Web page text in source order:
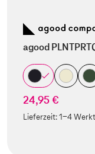
agood
24,95 €
Lieferzeit:1-4